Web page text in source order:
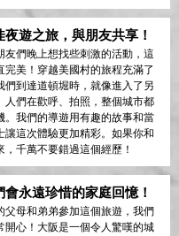
夜遊之旅，與朋友共享！
友們晚上想找些刺激的活動，這
完美！穿越美國村的旅程充滿了
們到達道頓堀時，就像進入了另
人們在歡呼、拍照，整個城市都
。我們的導遊用有趣的故事和當
讓這次體驗更加精彩。如果你和
，千萬不要錯過這個經歷！
會永遠珍惜的家庭回憶！
父母和弟弟參加這個旅遊，我們
開心！大阪是一個令人驚嘆的城